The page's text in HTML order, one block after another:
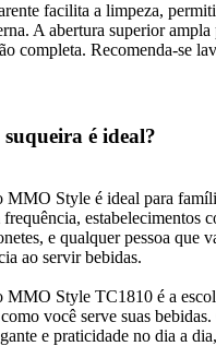
facilita a limpeza,
A abertura superior ampla
completa. Recomenda-se
é ideal?
Style é ideal para
estabelecimentos
e qualquer pessoa que
ao servir bebidas.
MMO Style TC1810 é a
você serve suas
e praticidade no dia a